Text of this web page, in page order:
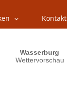
Kontakt